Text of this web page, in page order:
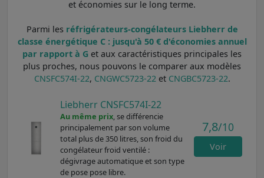
et économies sur le long terme.
Parmi les réfrigérateurs-congélateurs Liebherr de
classe énergétique C : jusqu'à 50 € d'économies annuel
par rapport à G et aux caractéristiques principales les
plus proches, nous pouvons le comparer aux modèles
CNSFC574I-22, CNGWC5723-22 et CNGBC5723-22.
Liebherr CNSFC574I-22
Au même prix, se différencie
principalement par son volume
total plus de 350 litres, son froid du
congélateur froid ventilé :
dégivrage automatique et son type
de pose pose libre.
7,8/10
Voir